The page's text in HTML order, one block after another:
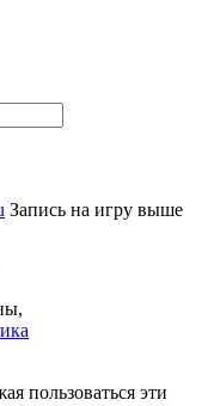
Запись на игру выше
пользоваться эти